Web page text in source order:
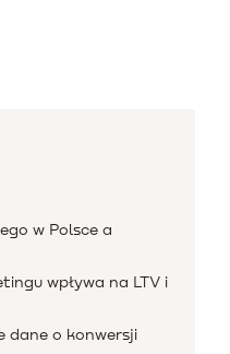
w Polsce a
wpływa na LTV i
dane o konwersji